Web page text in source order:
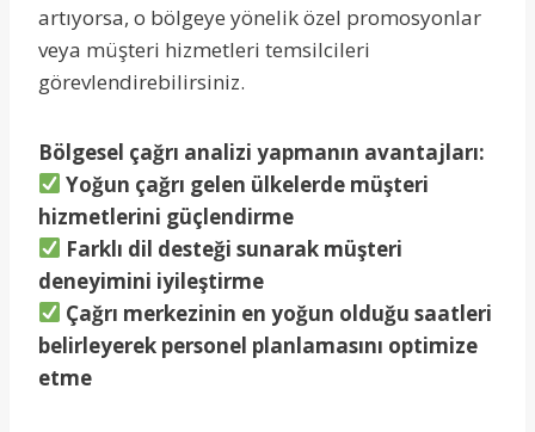
artıyorsa, o bölgeye yönelik özel promosyonlar
veya müşteri hizmetleri temsilcileri
görevlendirebilirsiniz.
Bölgesel çağrı analizi yapmanın avantajları:
Yoğun çağrı gelen ülkelerde müşteri
hizmetlerini güçlendirme
Farklı dil desteği sunarak müşteri
deneyimini iyileştirme
Çağrı merkezinin en yoğun olduğu saatleri
belirleyerek personel planlamasını optimize
etme